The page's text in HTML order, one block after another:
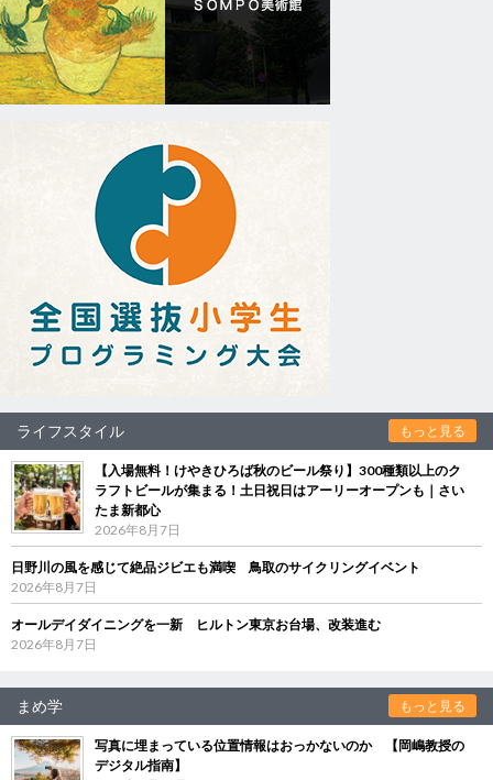
ライフスタイル もっと見る
【入場無料！けやきひろば秋のビール祭り】300種類以上のク
ラフトビールが集まる！土日祝日はアーリーオープンも｜さい
たま新都心
2026年8月7日
日野川の風を感じて絶品ジビエも満喫 鳥取のサイクリングイベント
2026年8月7日
オールデイダイニングを一新 ヒルトン東京お台場、改装進む
2026年8月7日
まめ学 もっと見る
写真に埋まっている位置情報はおっかないのか 【岡嶋教授の
デジタル指南】